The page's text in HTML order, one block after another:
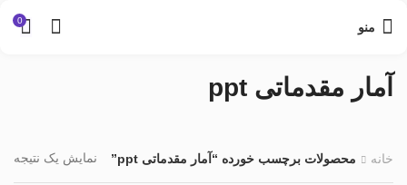
منو 0
آمار مقدماتی ppt
خانه محصولات برچسب خورده “آمار مقدماتی ppt” نمایش یک نتیجه